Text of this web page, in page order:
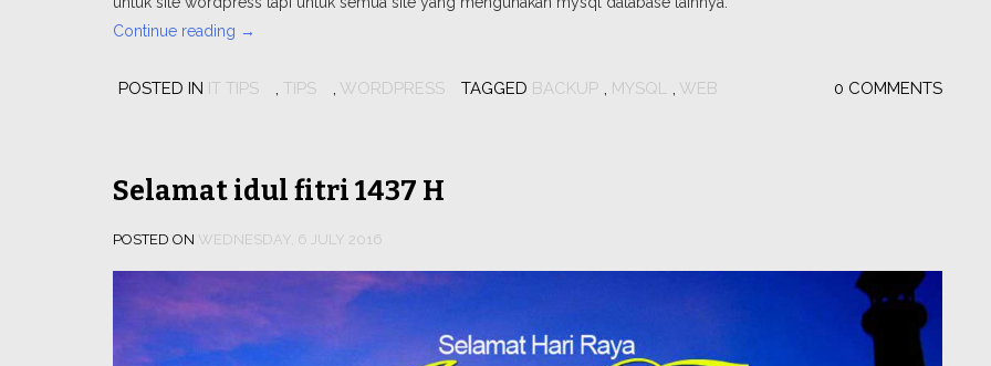
Continue reading “Backup
restore
→
POSTED IN IT TIPS , TIPS , WORDPRESS TAGGED BACKUP , MYSQL , WEB 0 COMMENTS
Selamat idul fitri 1437 H
POSTED ON WEDNESDAY, 6 JULY 2016